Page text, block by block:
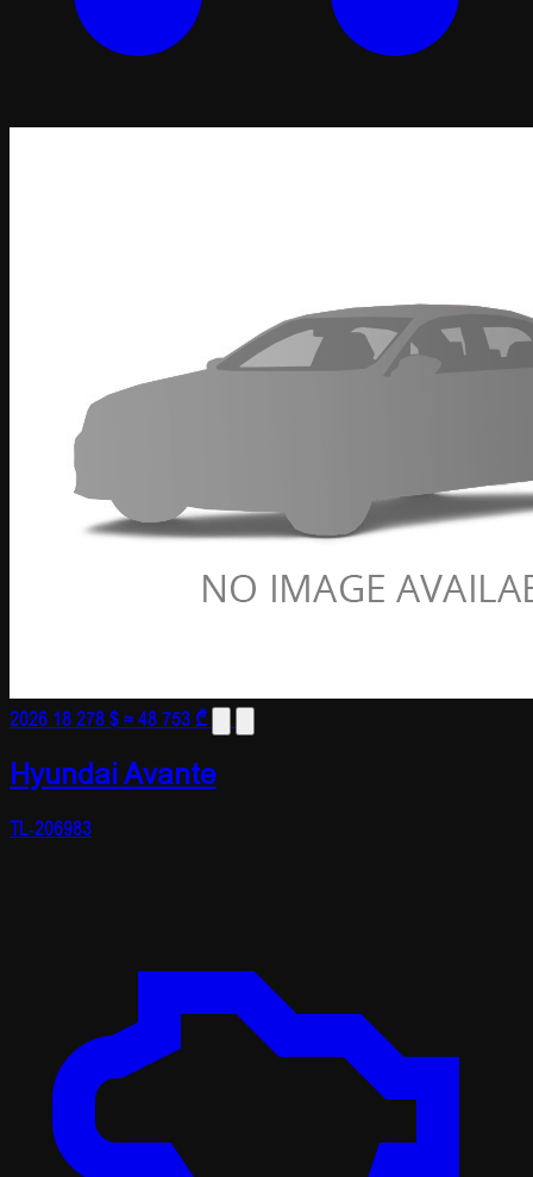
2026 18 278 $≈ 48 753 ₾
Hyundai Avante
TL-206983